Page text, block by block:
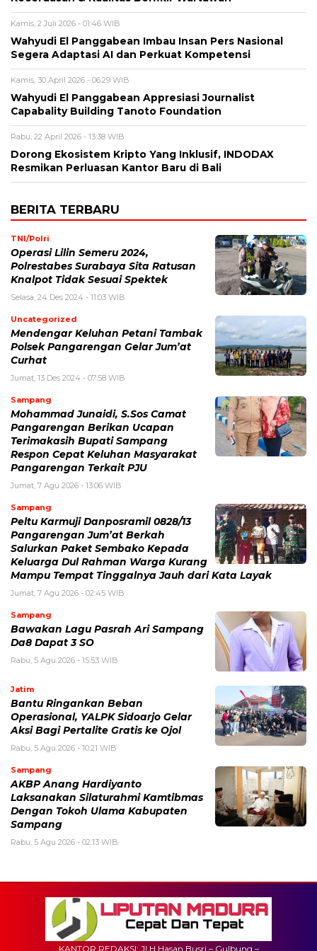
Kamis, 2 Juli 2026 - 01:46 WIB
Wahyudi El Panggabean Imbau Insan Pers Nasional
Segera Adaptasi AI dan Perkuat Kompetensi
Kamis, 30 April 2026 - 06:29 WIB
Wahyudi El Panggabean Appresiasi Journalist
Capabality Building Tanoto Foundation
Rabu, 22 April 2026 - 13:38 WIB
Dorong Ekosistem Kripto Yang Inklusif, INDODAX
Resmikan Perluasan Kantor Baru di Bali
BERITA TERBARU
TNI/Polri
Operasi Lilin Semeru 2024,
Polrestabes Surabaya Sita Ratusan
Knalpot Tidak Sesuai Spektek
Selasa, 24 Des 2024 - 11:03 WIB
Uncategorized
Mendengar Keluhan Petani Tambak
Polsek Pangarengan Gelar Jum’at
Curhat
Jumat, 13 Des 2024 - 07:58 WIB
Sampang
Mohammad Junaidi, S.Sos Camat
Pangarengan Berikan Ucapan
Terimakasih Bupati Sampang
Respon Cepat Keluhan Masyarakat
Pangarengan Terkait PJU
Jumat, 7 Agu 2026 - 13:06 WIB
Sampang
Peltu Karmuji Danposramil 0828/13
Pangarengan Jum’at Berkah
Salurkan Paket Sembako Kepada
Keluarga Dul Rahman Warga Kurang
Mampu Tempat Tinggalnya Jauh dari Kata Layak
Jumat, 7 Agu 2026 - 02:45 WIB
Sampang
Bawakan Lagu Pasrah Ari Sampang
Da8 Dapat 3 SO
Rabu, 5 Agu 2026 - 15:53 WIB
Jatim
Bantu Ringankan Beban
Operasional, YALPK Sidoarjo Gelar
Aksi Bagi Pertalite Gratis ke Ojol
Rabu, 5 Agu 2026 - 10:21 WIB
Sampang
AKBP Anang Hardiyanto
Laksanakan Silaturahmi Kamtibmas
Dengan Tokoh Ulama Kabupaten
Sampang
Rabu, 5 Agu 2026 - 02:13 WIB
KANTOR REDAKSI: Jl H.Hasan Busri – Gulbung –